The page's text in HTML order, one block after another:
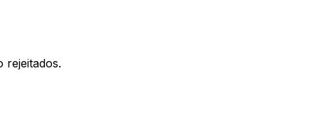
rejeitados.